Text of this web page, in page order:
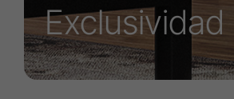
Exclusividad